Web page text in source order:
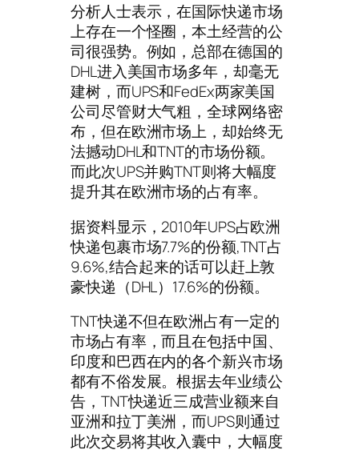
分析人士表示，在国际快递市场
上存在一个怪圈，本土经营的公
司很强势。例如，总部在德国的
DHL进入美国市场多年，却毫无
建树，而UPS和FedEx两家美国
公司尽管财大气粗，全球网络密
布，但在欧洲市场上，却始终无
法撼动DHL和TNT的市场份额。
而此次UPS并购TNT则将大幅度
提升其在欧洲市场的占有率。
据资料显示，2010年UPS占欧洲
快递包裹市场7.7%的份额,TNT占
9.6%,结合起来的话可以赶上敦
豪快递（DHL）17.6%的份额。
TNT快递不但在欧洲占有一定的
市场占有率，而且在包括中国、
印度和巴西在内的各个新兴市场
都有不俗发展。根据去年业绩公
告，TNT快递近三成营业额来自
亚洲和拉丁美洲，而UPS则通过
此次交易将其收入囊中，大幅度